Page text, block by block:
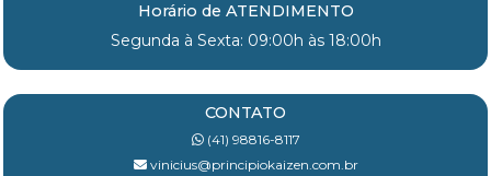
Horário de ATENDIMENTO
Segunda à Sexta: 09:00h às 18:00h
CONTATO
(41) 98816-8117
vinicius@principiokaizen.com.br